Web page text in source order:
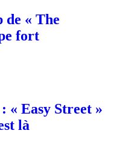
« The
fort
« Easy Street »
là